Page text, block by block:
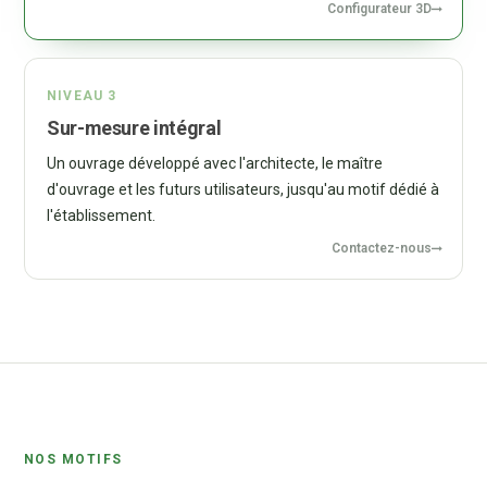
Configurateur 3D
NIVEAU 3
Sur-mesure intégral
Un ouvrage développé avec l'architecte, le maître
d'ouvrage et les futurs utilisateurs, jusqu'au motif dédié à
l'établissement.
Contactez-nous
NOS MOTIFS